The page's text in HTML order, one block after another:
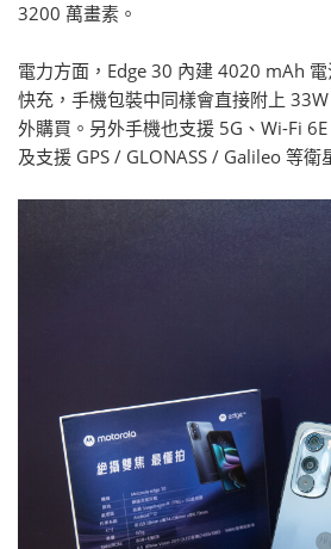
3200 萬畫素。
電力方面，Edge 30 內建 4020 mAh
快充，手機包裝中同樣會直接附上
外購買。另外手機也支援 5G、Wi-Fi
及支援 GPS / GLONASS / Galileo 等衛